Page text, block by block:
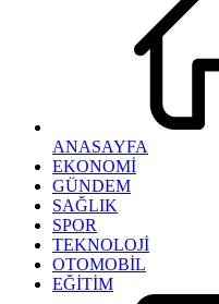
ANASAYFA
EKONOMİ
GÜNDEM
SAĞLIK
SPOR
TEKNOLOJİ
OTOMOBİL
EĞİTİM